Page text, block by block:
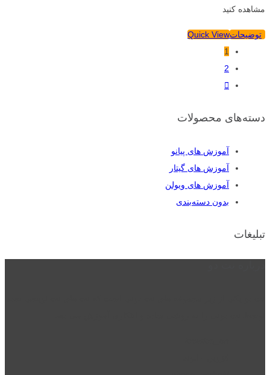
مشاهده کنید
توضیحاتQuick View
1
2
دسته‌های محصولات
آموزش های پیانو
آموزش های گیتار
آموزش های ویولن
بدون دسته‌بندی
تبلیغات